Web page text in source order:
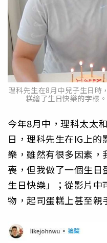
理科先生在8月中兒子生日時
糕繪了生日快樂的字樣
今年8月中，理科太太
日，理科先生在IG上
樂，雖然有很多因素
喪，但我做了一個生日
生日快樂」；從影片中
物，起司蛋糕上甚至親